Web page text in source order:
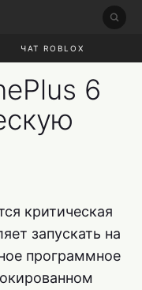
ЧАТ ROBLOX
6
критическая
запускать на
программное